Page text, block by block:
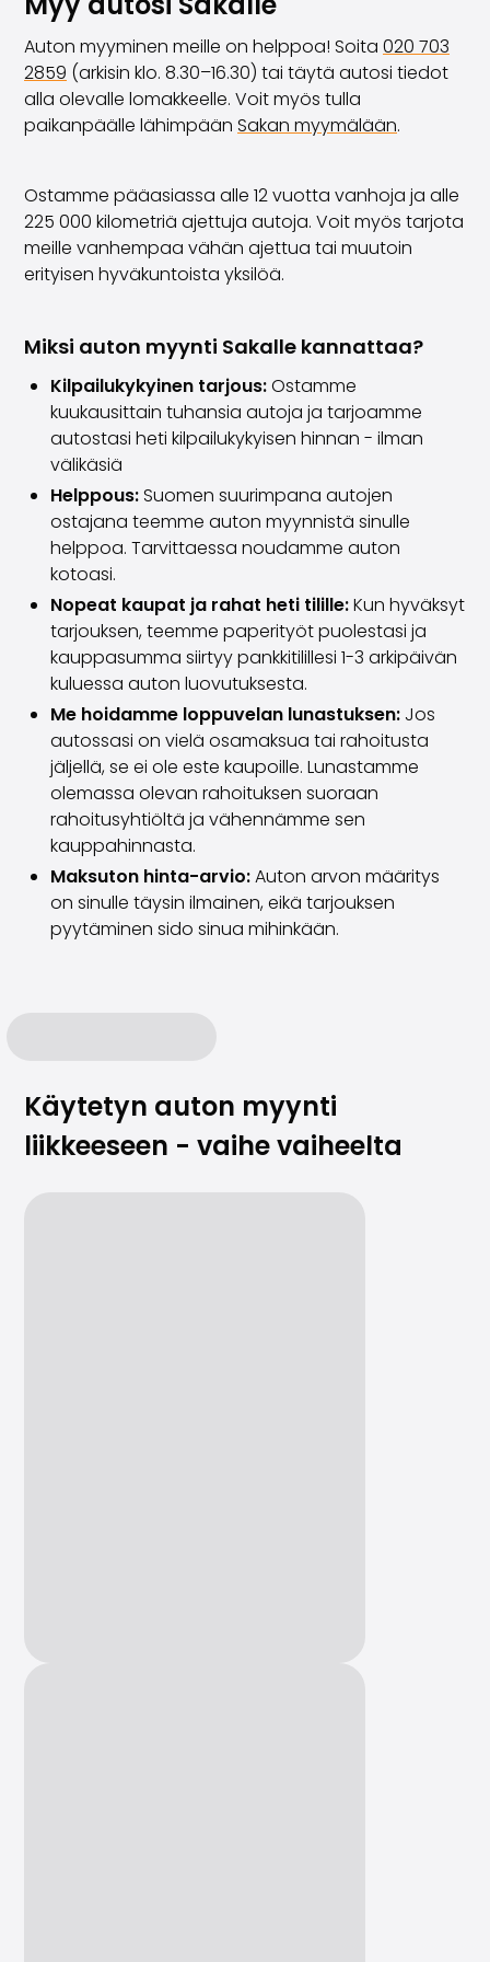
Saka Select
Uutiset ja kampanjat
Toimipisteet
Yritys
Saka Finland Oy
Yhteydenotto
Rekrytointi
Laskutustiedot
Medialle
Reklamaatiot
Auton myyminen meille on helppoa! Soita 020 703
2859 (arkisin klo. 8.30–16.30) tai täytä autosi tiedot
alla olevalle lomakkeelle. Voit myös tulla
paikanpäälle lähimpään Sakan myymälään.
Ostamme pääasiassa alle 12 vuotta vanhoja ja alle
225 000 kilometriä ajettuja autoja. Voit myös tarjota
meille vanhempaa vähän ajettua tai muutoin
erityisen hyväkuntoista yksilöä.
Miksi auton myynti Sakalle kannattaa?
Kilpailukykyinen tarjous:Ostamme
kuukausittain tuhansia autoja ja tarjoamme
autostasi heti kilpailukykyisen hinnan - ilman
välikäsiä
Helppous:Suomen suurimpana autojen
ostajana teemme auton myynnistä sinulle
helppoa. Tarvittaessa noudamme auton
kotoasi.
Nopeat kaupat ja rahat heti tilille:Kun hyväksyt
tarjouksen, teemme paperityöt puolestasi ja
kauppasumma siirtyy pankkitilillesi 1-3 arkipäivän
kuluessa auton luovutuksesta.
Me hoidamme loppuvelan lunastuksen: Jos
autossasi on vielä osamaksua tai rahoitusta
jäljellä, se ei ole este kaupoille. Lunastamme
olemassa olevan rahoituksen suoraan
rahoitusyhtiöltä ja vähennämme sen
kauppahinnasta.
Maksuton hinta-arvio:Auton arvon määritys
on sinulle täysin ilmainen, eikä tarjouksen
pyytäminen sido sinua mihinkään.
Käytetyn auton myynti
liikkeeseen - vaihe vaiheelta